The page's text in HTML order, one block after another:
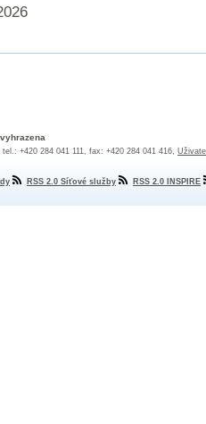
+420 284 041 111, fax: +420 284 041 416,
RSS 2.0 Síťové služby RSS 2.0 INSPIRE